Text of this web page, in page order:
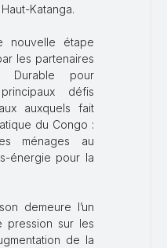
Katanga.
nouvelle étape
les partenaires
Durable pour
défis
auxquels fait
du Congo :
ménages au
énergie pour la
demeure l’un
pression sur les
de la